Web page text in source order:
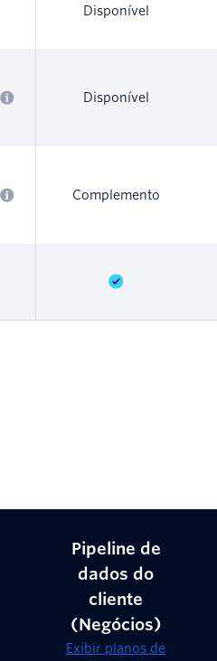
Disponível
Disponível
Complemento
Pipeline de
dados do
cliente
(Negócios)
Exibir planos de